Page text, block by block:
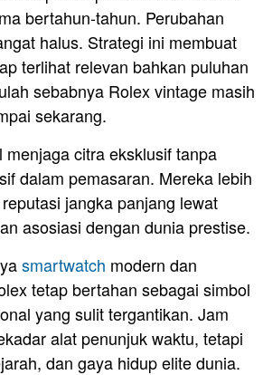
bertahun-tahun. Perubahan
halus. Strategi ini membuat
terlihat relevan bahkan puluhan
sebabnya Rolex vintage masih
sekarang.
menjaga citra eksklusif tanpa
dalam pemasaran. Mereka lebih
jangka panjang lewat
asosiasi dengan dunia prestise.
smartwatch modern dan
tetap bertahan sebagai simbol
yang sulit tergantikan. Jam
alat penunjuk waktu, tetapi
dan gaya hidup elite dunia.